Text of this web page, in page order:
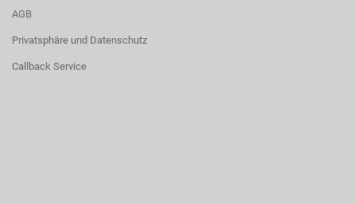
AGB
Privatsphäre und Datenschutz
Callback Service